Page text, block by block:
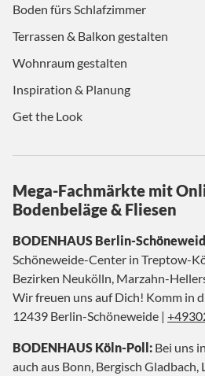
Boden fürs Schlafzimmer
Terrassen & Balkon gestalten
Wohnraum gestalten
Inspiration & Planung
Get the Look
Mega-Fachmärkte mit
Bodenbeläge & Fliesen
BODENHAUS Berlin-
Schöneweide-Center in Treptow-
Bezirken Neukölln, Marzahn-
Wir freuen uns auf Dich! Komm in
12439 Berlin-Schöneweide |
BODENHAUS Köln-Poll: Bei uns
auch aus Bonn, Bergisch Gladbach,